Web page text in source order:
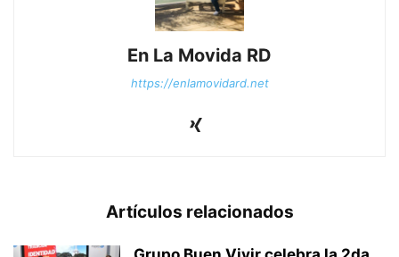
En La Movida RD
https://enlamovidard.net
Artículos relacionados